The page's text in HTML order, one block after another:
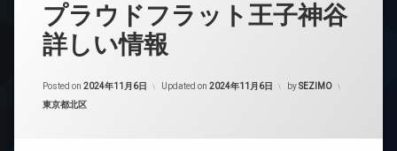
プラウドフラット王子神谷
詳しい情報
Posted on 2024年11月6日 Updated on 2024年11月6日 bySEZIMO
カテゴリー:
東京都北区